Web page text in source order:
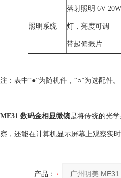
照明系统
落射照明 6V
灯，亮度可调
带起偏振片
注：表中“●”为随机件，“○”为选配件。
ME31 数码金相显微镜是将传统的光
察，还能在计算机显示屏幕上观察实
产品：